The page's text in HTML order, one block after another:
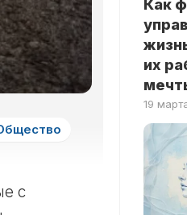
НА
ЛОГИКУ
НА
ЛЮБОВЬ
ЭРУДИЦИЮ
с
Как
их
19